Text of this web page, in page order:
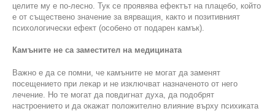
целите му е по-лесно. Тук се проявява ефектът на плацебо, който
е от съществено значение за вярващия, както и позитивният
психологически ефект (особено от подарен камък).
Камъните не са заместител на медицината
Важно е да се помни, че камъните не могат да заменят
посещението при лекар и не изключват назначеното от него
лечение. Но те могат да повдигнат духа, да подобрят
настроението и да окажат положително влияние върху психиката